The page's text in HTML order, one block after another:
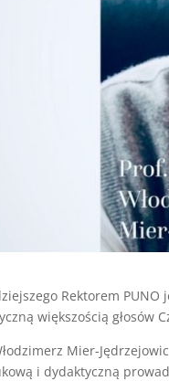
Rektorem PUNO
większością głosów
Mier-
i dydaktyczną